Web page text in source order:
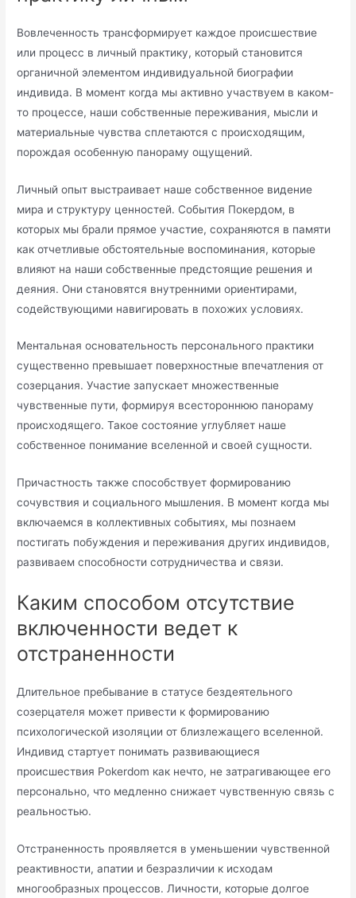
Вовлеченность трансформирует каждое происшествие
или процесс в личный практику, который становится
органичной элементом индивидуальной биографии
индивида. В момент когда мы активно участвуем в каком-
то процессе, наши собственные переживания, мысли и
материальные чувства сплетаются с происходящим,
порождая особенную панораму ощущений.
Личный опыт выстраивает наше собственное видение
мира и структуру ценностей. События Покердом, в
которых мы брали прямое участие, сохраняются в памяти
как отчетливые обстоятельные воспоминания, которые
влияют на наши собственные предстоящие решения и
деяния. Они становятся внутренними ориентирами,
содействующими навигировать в похожих условиях.
Ментальная основательность персонального практики
существенно превышает поверхностные впечатления от
созерцания. Участие запускает множественные
чувственные пути, формируя всестороннюю панораму
происходящего. Такое состояние углубляет наше
собственное понимание вселенной и своей сущности.
Причастность также способствует формированию
сочувствия и социального мышления. В момент когда мы
включаемся в коллективных событиях, мы познаем
постигать побуждения и переживания других индивидов,
развиваем способности сотрудничества и связи.
Каким способом отсутствие
включенности ведет к
отстраненности
Длительное пребывание в статусе бездеятельного
созерцателя может привести к формированию
психологической изоляции от близлежащего вселенной.
Индивид стартует понимать развивающиеся
происшествия Pokerdom как нечто, не затрагивающее его
персонально, что медленно снижает чувственную связь с
реальностью.
Отстраненность проявляется в уменьшении чувственной
реактивности, апатии и безразличии к исходам
многообразных процессов. Личности, которые долгое